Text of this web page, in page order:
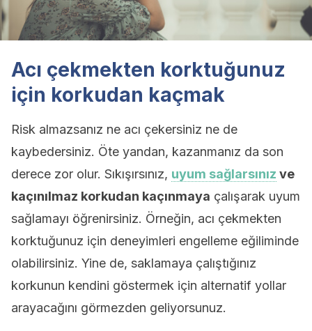
Acı çekmekten korktuğunuz
için korkudan kaçmak
Risk almazsanız ne acı çekersiniz ne de
kaybedersiniz. Öte yandan, kazanmanız da son
derece zor olur. Sıkışırsınız, uyum sağlarsınız ve
kaçınılmaz korkudan kaçınmaya çalışarak uyum
sağlamayı öğrenirsiniz. Örneğin, acı çekmekten
korktuğunuz için deneyimleri engelleme eğiliminde
olabilirsiniz. Yine de, saklamaya çalıştığınız
korkunun kendini göstermek için alternatif yollar
arayacağını görmezden geliyorsunuz.